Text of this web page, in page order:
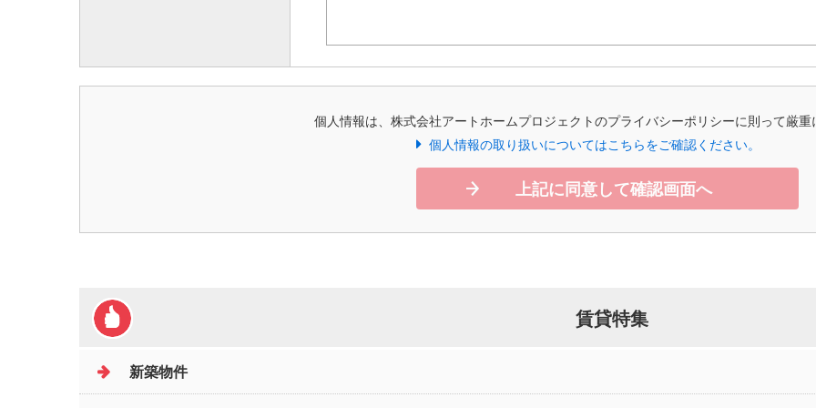
個人情報は、株式会社アートホームプロジェクトのプライバシーポリシーに則って厳重
個人情報の取り扱いについてはこちらをご確認ください。
上記に同意して確認画面へ
賃貸特集
新築物件